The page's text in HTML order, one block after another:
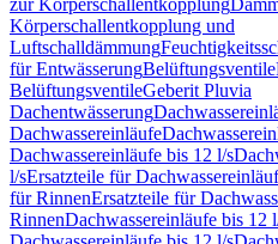
zur Körperschallentkopplung
Körperschallentkopplung und
Luftschalldämmung
für EntwässerungBelüftungsventile
BelüftungsventileGeberit Pluvia
Dachentwässerung
Dachwassereinläufe
Dachwassereinläufe bis 12 l/s
l/sErsatzteile für
für RinnenErsatzteile für
RinnenDachwassereinläufe bis 12